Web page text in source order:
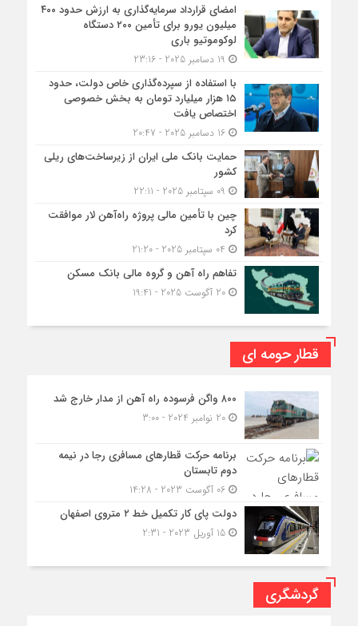
امضای قرارداد سرمایه‌گذاری به ارزش حدود ۴۰۰
میلیون یورو برای تأمین ۲۰۰ دستگاه
لوکوموتیو باری
با استفاده از سپرده‌گذاری خاص دولت، حدود
۱۵ هزار میلیارد تومان به بخش خصوصی
اختصاص یافت
16 دسامبر 2025 - 20:47
حمایت بانک ملی ایران از زیرساخت‌های ریلی
کشور
چین با تأمین مالی پروژه راه‌آهن لار موافقت
کرد
تفاهم راه آهن و گروه مالی بانک مسکن
20 آگوست 2025 - 19:41
قطار حومه ای
۸۰۰ واگن فرسوده راه آهن از مدار خارج شد
20 نوامبر 2024 - 3:00
برنامه حرکت قطارهای مسافری رجا در نیمه
دوم تابستان
06 آگوست 2023 - 14:28
دولت پای کار تکمیل خط ۲ متروی اصفهان
15 آوریل 2023 - 2:31
گردشگری